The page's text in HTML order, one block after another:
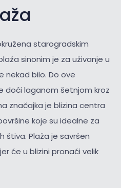
starogradskim
sinonim je za uživanje u
nekad bilo. Do ove
doći laganom šetnjom kroz
značajka je blizina centra
koje su idealne za
štiva. Plaža je savršen
će u blizini pronaći velik